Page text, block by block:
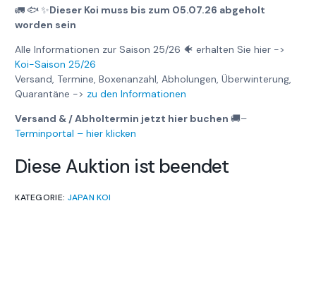
🚛🐟✨Dieser Koi muss bis zum 05.07.26 abgeholt
worden sein
Alle Informationen zur Saison 25/26 🐠 erhalten Sie hier ->
Koi-Saison 25/26
Versand, Termine, Boxenanzahl, Abholungen, Überwinterung,
Quarantäne -> zu den Informationen
Versand & / Abholtermin jetzt hier buchen 🚚–
Terminportal – hier klicken
Diese Auktion ist beendet
KATEGORIE: JAPAN KOI